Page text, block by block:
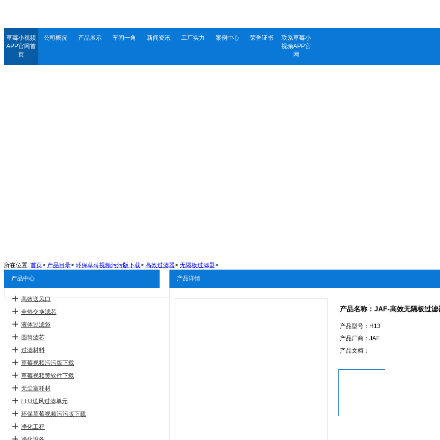
草莓小视频
APP官网首
页
公司概况 产品展示 车间一角 新闻资讯 工厂实力 案例中心 荣誉证书
联系草莓小
视频APP官
网
所在位置: 首页> 产品目录> 环保草莓视频污污版下载> 高效过滤器> 无隔板过滤器>
产品中心
高效送风口
全热交换滤芯
液体过滤袋
圆筒滤芯
过滤材料
草莓视频污污版下载
草莓视频黄软件下载
无尘室耗材
FFU送风过滤单元
环保草莓视频污污版下载
净化工程
产品详情
产品名称：JAF-高效无隔板过滤
产品型号：H13
产品厂商：JAF
产品文档：